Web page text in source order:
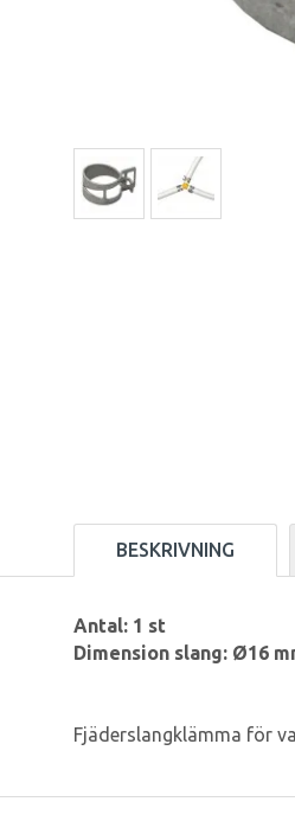
BESKRIVNING
Antal: 1 st
Dimension slang: Ø16
Fjäderslangklämma för